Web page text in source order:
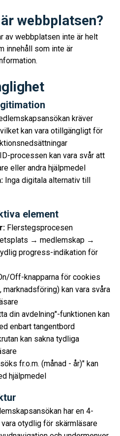
webbplatsen?
av webbplatsen inte är helt
innehåll som inte är
kräver
kan vara otillgängligt för
processen kan vara svår att
eller andra hjälpmedel
Inga digitala alternativ till
element
Flerstegsprocesen
→ medlemskap →
progress-indikation för
Off-knapparna för cookies
kan vara svåra
din avdelning"-funktionen kan
enbart tangentbord
kan sakna tydliga
fr.o.m. (månad - år)" kan
hjälpmedel
har en 4-
otydlig för skärmläsare